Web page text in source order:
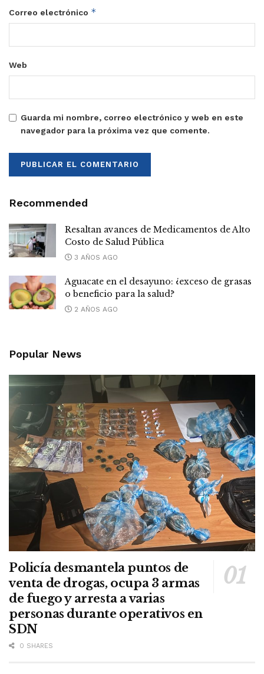
Correo electrónico *
Web
Guarda mi nombre, correo electrónico y web en este
navegador para la próxima vez que comente.
Recommended
Resaltan avances de Medicamentos de Alto
Costo de Salud Pública
3 AÑOS AGO
Aguacate en el desayuno: ¿exceso de grasas
o beneficio para la salud?
2 AÑOS AGO
Popular News
Policía desmantela puntos de
venta de drogas, ocupa 3 armas
de fuego y arresta a varias
personas durante operativos en
SDN
0 SHARES